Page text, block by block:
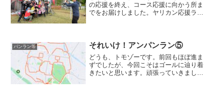
の応援を終え、コース応援に向かう所ま
でをお届けしました。ヤリカン応援ラン
山います。ヤリカンの選手...
パンラン等 それいけ！アンパンラン⑤
どうも、トモゾーです。前回もほぼ進ま
ずでしたが、今回こそはゴールに辿り着
きたいと思います。頑張っていきましょ